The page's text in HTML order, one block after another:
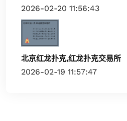
2026-02-20 11:56:43
北京红龙扑克,红龙扑克交易所
2026-02-19 11:57:47